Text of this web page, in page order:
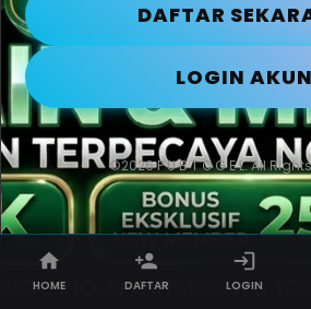
DAFTAR
LOGIN AKUN
©2026 P U B T O G E L. All
HOME DAFTAR LOGIN